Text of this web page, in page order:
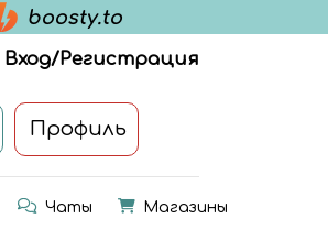
Вход/Регистрация
Профиль
Чаты Магазины